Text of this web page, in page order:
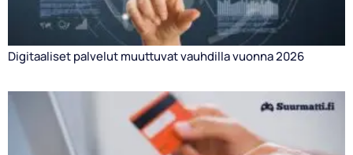
Digitaaliset palvelut muuttuvat vauhdilla vuonna 2026